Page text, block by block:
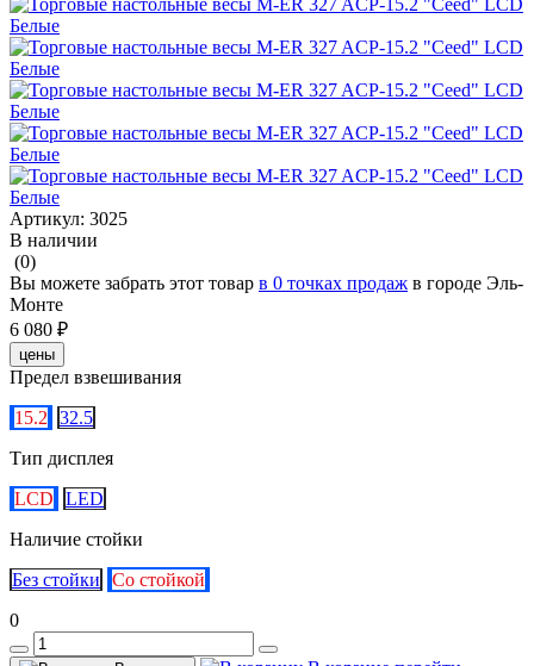
Артикул: 3025
В наличии
(0)
Вы можете забрать этот товар в 0 точках продаж в городе Эль-
Монте
6 080 ₽
цены
Предел взвешивания
15.2
32.5
Тип дисплея
LCD
LED
Наличие стойки
Без стойки
Со стойкой
0